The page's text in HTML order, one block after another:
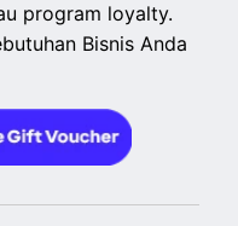
program loyalty.
Bisnis Anda